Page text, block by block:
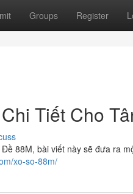
Groups Register
Tiết Cho
88M, bài viết này sẽ đưa ra
xo-so-88m/